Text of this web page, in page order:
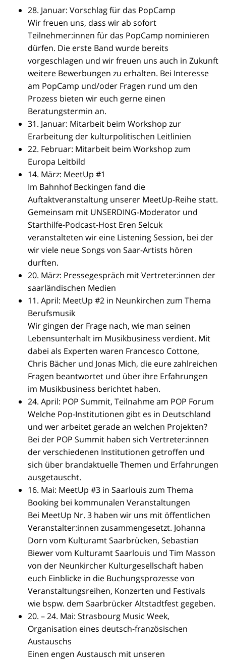
28. Januar: Vorschlag für das PopCamp
Wir freuen uns, dass wir ab sofort
Teilnehmer:innen für das PopCamp nominieren
dürfen. Die erste Band wurde bereits
vorgeschlagen und wir freuen uns auch in Zukunft
weitere Bewerbungen zu erhalten. Bei Interesse
am PopCamp und/oder Fragen rund um den
Prozess bieten wir euch gerne einen
Beratungstermin an.
31. Januar: Mitarbeit beim Workshop zur
Erarbeitung der kulturpolitischen Leitlinien
22. Februar: Mitarbeit beim Workshop zum
Europa Leitbild
14. März: MeetUp #1
Im Bahnhof Beckingen fand die
Auftaktveranstaltung unserer MeetUp-Reihe statt.
Gemeinsam mit UNSERDING-Moderator und
Starthilfe-Podcast-Host Eren Selcuk
veranstalteten wir eine Listening Session, bei der
wir viele neue Songs von Saar-Artists hören
durften.
20. März: Pressegespräch mit Vertreter:innen der
saarländischen Medien
11. April: MeetUp #2 in Neunkirchen zum Thema
Berufsmusik
Wir gingen der Frage nach, wie man seinen
Lebensunterhalt im Musikbusiness verdient. Mit
dabei als Experten waren Francesco Cottone,
Chris Bächer und Jonas Mich, die eure zahlreichen
Fragen beantwortet und über ihre Erfahrungen
im Musikbusiness berichtet haben.
24. April: POP Summit, Teilnahme am POP Forum
Welche Pop-Institutionen gibt es in Deutschland
und wer arbeitet gerade an welchen Projekten?
Bei der POP Summit haben sich Vertreter:innen
der verschiedenen Institutionen getroffen und
sich über brandaktuelle Themen und Erfahrungen
ausgetauscht.
16. Mai: MeetUp #3 in Saarlouis zum Thema
Booking bei kommunalen Veranstaltungen
Bei MeetUp Nr. 3 haben wir uns mit öffentlichen
Veranstalter:innen zusammengesetzt. Johanna
Dorn vom Kulturamt Saarbrücken, Sebastian
Biewer vom Kulturamt Saarlouis und Tim Masson
von der Neunkircher Kulturgesellschaft haben
euch Einblicke in die Buchungsprozesse von
Veranstaltungsreihen, Konzerten und Festivals
wie bspw. dem Saarbrücker Altstadtfest gegeben.
20. – 24. Mai: Strasbourg Music Week,
Organisation eines deutsch-französischen
Austauschs
Einen engen Austausch mit unseren